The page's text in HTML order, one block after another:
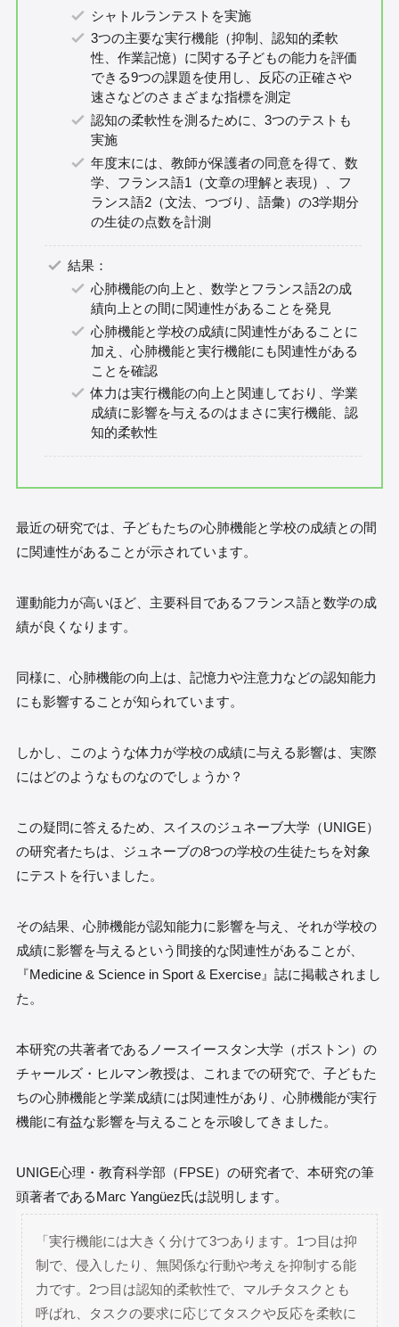
シャトルランテストを実施
3つの主要な実行機能（抑制、認知的柔軟
性、作業記憶）に関する子どもの能力を評価
できる9つの課題を使用し、反応の正確さや
速さなどのさまざまな指標を測定
認知の柔軟性を測るために、3つのテストも
実施
年度末には、教師が保護者の同意を得て、数
学、フランス語1（文章の理解と表現）、フ
ランス語2（文法、つづり、語彙）の3学期分
の生徒の点数を計測
結果：
心肺機能の向上と、数学とフランス語2の成
績向上との間に関連性があることを発見
心肺機能と学校の成績に関連性があることに
加え、心肺機能と実行機能にも関連性がある
ことを確認
体力は実行機能の向上と関連しており、学業
成績に影響を与えるのはまさに実行機能、認
知的柔軟性
最近の研究では、子どもたちの心肺機能と学校の成績との間
に関連性があることが示されています。
運動能力が高いほど、主要科目であるフランス語と数学の成
績が良くなります。
同様に、心肺機能の向上は、記憶力や注意力などの認知能力
にも影響することが知られています。
しかし、このような体力が学校の成績に与える影響は、実際
にはどのようなものなのでしょうか？
この疑問に答えるため、スイスのジュネーブ大学（UNIGE）
の研究者たちは、ジュネーブの8つの学校の生徒たちを対象
にテストを行いました。
その結果、心肺機能が認知能力に影響を与え、それが学校の
成績に影響を与えるという間接的な関連性があることが、
『Medicine & Science in Sport & Exercise』誌に掲載されまし
た。
本研究の共著者であるノースイースタン大学（ボストン）の
チャールズ・ヒルマン教授は、これまでの研究で、子どもた
ちの心肺機能と学業成績には関連性があり、心肺機能が実行
機能に有益な影響を与えることを示唆してきました。
UNIGE心理・教育科学部（FPSE）の研究者で、本研究の筆
頭著者であるMarc Yangüez氏は説明します。
「実行機能には大きく分けて3つあります。1つ目は抑
制で、侵入したり、無関係な行動や考えを抑制する能
力です。2つ目は認知的柔軟性で、マルチタスクとも
呼ばれ、タスクの要求に応じてタスクや反応を柔軟に